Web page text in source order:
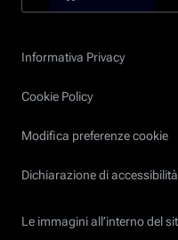
Informativa Privacy
Cookie Policy
Modifica preferenze cookie
Dichiarazione di accessibilità
Le immagini all’interno del